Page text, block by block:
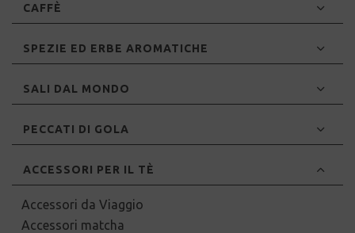
CAFFÈ
SPEZIE ED ERBE AROMATICHE
SALI DAL MONDO
PECCATI DI GOLA
ACCESSORI PER IL TÈ
Accessori da Viaggio
Accessori matcha